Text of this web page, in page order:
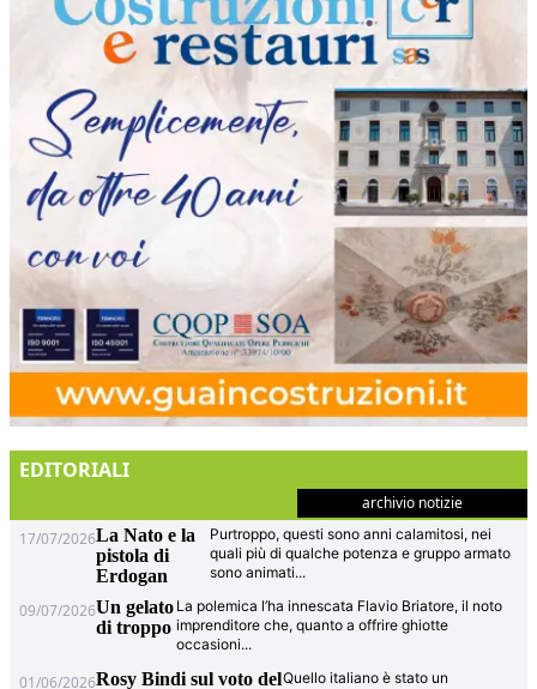
EDITORIALI
archivio notizie
17/07/2026La Nato e la
pistola di
Erdogan
Purtroppo, questi sono anni calamitosi, nei
quali più di qualche potenza e gruppo armato
sono animati...
09/07/2026Un gelato
di troppo
La polemica l’ha innescata Flavio Briatore, il noto
imprenditore che, quanto a offrire ghiotte
occasioni...
01/06/2026Rosy Bindi sul voto delQuello italiano è stato un